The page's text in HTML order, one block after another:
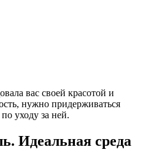
вас своей красотой и
нужно придерживаться
уходу за ней.
Идеальная среда